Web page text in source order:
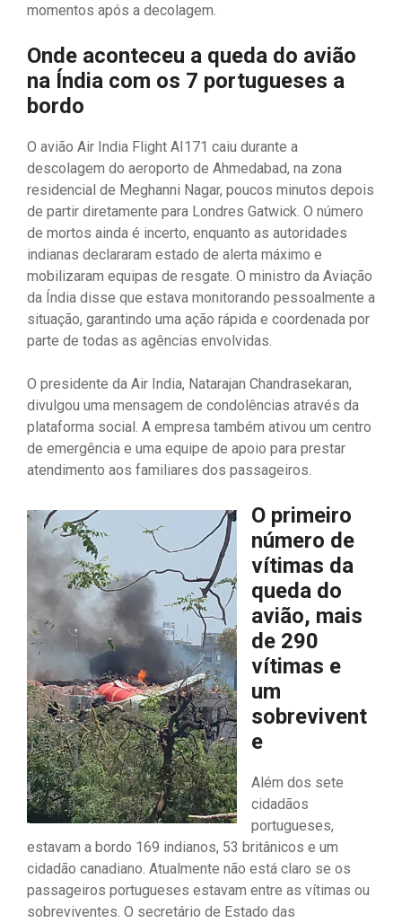
momentos após a decolagem.
Onde aconteceu a queda do avião
na Índia com os 7 portugueses a
bordo
O avião Air India Flight AI171 caiu durante a
descolagem do aeroporto de Ahmedabad, na zona
residencial de Meghanni Nagar, poucos minutos depois
de partir diretamente para Londres Gatwick. O número
de mortos ainda é incerto, enquanto as autoridades
indianas declararam estado de alerta máximo e
mobilizaram equipas de resgate. O ministro da Aviação
da Índia disse que estava monitorando pessoalmente a
situação, garantindo uma ação rápida e coordenada por
parte de todas as agências envolvidas.
O presidente da Air India, Natarajan Chandrasekaran,
divulgou uma mensagem de condolências através da
plataforma social. A empresa também ativou um centro
de emergência e uma equipe de apoio para prestar
atendimento aos familiares dos passageiros.
O primeiro
número de
vítimas da
queda do
avião, mais
de 290
vítimas e
um
sobrevivent
e
Além dos sete
cidadãos
portugueses,
estavam a bordo 169 indianos, 53 britânicos e um
cidadão canadiano. Atualmente não está claro se os
passageiros portugueses estavam entre as vítimas ou
sobreviventes. O secretário de Estado das